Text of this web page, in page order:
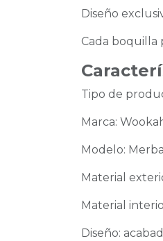
Diseño
Cada boquilla
Tipo de
Marca:
Modelo:
Material
Material
Diseño: